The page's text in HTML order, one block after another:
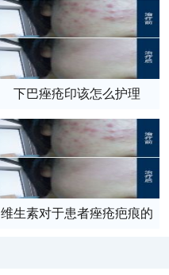
下巴痤疮印该怎么护理
维生素对于患者痤疮疤痕的